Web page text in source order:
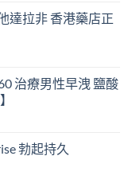
達拉非 香港藥店正
治療男性早洩 鹽酸
勃起持久